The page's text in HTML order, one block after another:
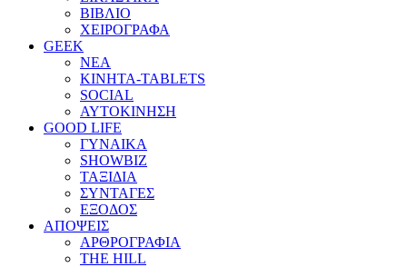
ΒΙΒΛΙΟ
ΧΕΙΡΟΓΡΑΦΑ
GEEK
ΝΕΑ
ΚΙΝΗΤΑ-TABLETS
SOCIAL
ΑΥΤΟΚΙΝΗΣΗ
GOOD LIFE
ΓΥΝΑΙΚΑ
SHOWBIZ
ΤΑΞΙΔΙΑ
ΣΥΝΤΑΓΕΣ
ΕΞΟΔΟΣ
ΑΠΟΨΕΙΣ
ΑΡΘΡΟΓΡΑΦΙΑ
THE HILL